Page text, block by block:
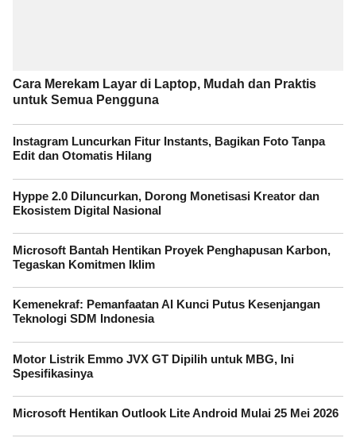
Cara Merekam Layar di Laptop, Mudah dan Praktis
untuk Semua Pengguna
Instagram Luncurkan Fitur Instants, Bagikan Foto Tanpa
Edit dan Otomatis Hilang
Hyppe 2.0 Diluncurkan, Dorong Monetisasi Kreator dan
Ekosistem Digital Nasional
Microsoft Bantah Hentikan Proyek Penghapusan Karbon,
Tegaskan Komitmen Iklim
Kemenekraf: Pemanfaatan AI Kunci Putus Kesenjangan
Teknologi SDM Indonesia
Motor Listrik Emmo JVX GT Dipilih untuk MBG, Ini
Spesifikasinya
Microsoft Hentikan Outlook Lite Android Mulai 25 Mei 2026